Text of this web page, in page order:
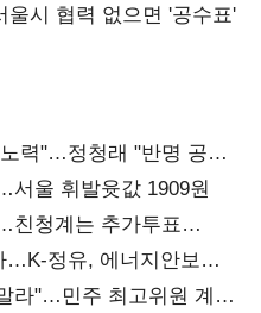
시 협력 없으면 '공수표'
력"…정청래 "반명 공세
서울 휘발윳값 1909원
친청계는 추가투표
…K-정유, 에너지안보
라"…민주 최고위원 계파